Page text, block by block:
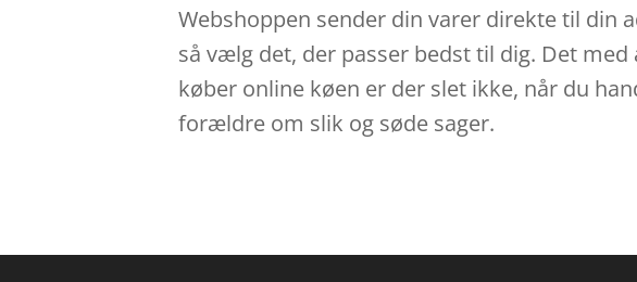
Webshoppen sender din varer direkte til din
så vælg det, der passer bedst til dig. Det
køber online køen er der slet ikke, når du
forældre om slik og søde sager.